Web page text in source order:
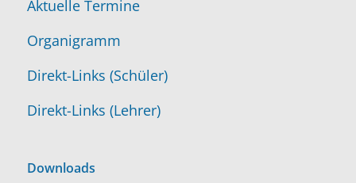
Aktuelle Termine
Organigramm
Direkt-Links (Schüler)
Direkt-Links (Lehrer)
Downloads